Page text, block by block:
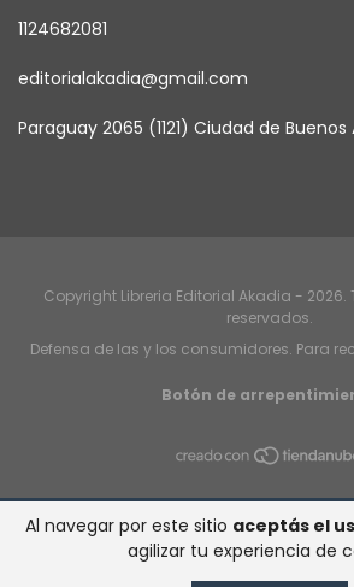
Al navegar por este sitio aceptás el
agilizar tu experiencia de
1124682081
editorialakadia@gmail.com
Paraguay 2065 (1121) Ciudad de
Copyright Libreria Editorial Akadia -
reservados.
Defensa de las y los consumidores. Para
Botón de